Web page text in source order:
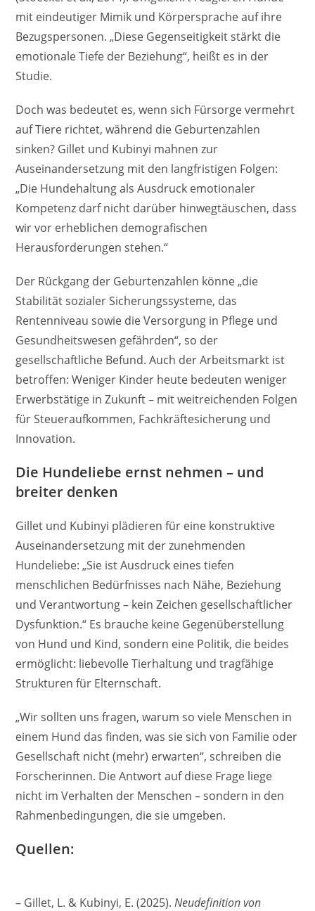
mit eindeutiger Mimik und Körpersprache auf ihre
Bezugspersonen. „Diese Gegenseitigkeit stärkt die
emotionale Tiefe der Beziehung“, heißt es in der
Studie.
Doch was bedeutet es, wenn sich Fürsorge vermehrt
auf Tiere richtet, während die Geburtenzahlen
sinken? Gillet und Kubinyi mahnen zur
Auseinandersetzung mit den langfristigen Folgen:
„Die Hundehaltung als Ausdruck emotionaler
Kompetenz darf nicht darüber hinwegtäuschen, dass
wir vor erheblichen demografischen
Herausforderungen stehen.“
Der Rückgang der Geburtenzahlen könne „die
Stabilität sozialer Sicherungssysteme, das
Rentenniveau sowie die Versorgung in Pflege und
Gesundheitswesen gefährden“, so der
gesellschaftliche Befund. Auch der Arbeitsmarkt ist
betroffen: Weniger Kinder heute bedeuten weniger
Erwerbstätige in Zukunft – mit weitreichenden Folgen
für Steueraufkommen, Fachkräftesicherung und
Innovation.
Die Hundeliebe ernst nehmen – und
breiter denken
Gillet und Kubinyi plädieren für eine konstruktive
Auseinandersetzung mit der zunehmenden
Hundeliebe: „Sie ist Ausdruck eines tiefen
menschlichen Bedürfnisses nach Nähe, Beziehung
und Verantwortung – kein Zeichen gesellschaftlicher
Dysfunktion.“ Es brauche keine Gegenüberstellung
von Hund und Kind, sondern eine Politik, die beides
ermöglicht: liebevolle Tierhaltung und tragfähige
Strukturen für Elternschaft.
„Wir sollten uns fragen, warum so viele Menschen in
einem Hund das finden, was sie sich von Familie oder
Gesellschaft nicht (mehr) erwarten“, schreiben die
Forscherinnen. Die Antwort auf diese Frage liege
nicht im Verhalten der Menschen – sondern in den
Rahmenbedingungen, die sie umgeben.
Quellen:
– Gillet, L. & Kubinyi, E. (2025).Neudefinition von